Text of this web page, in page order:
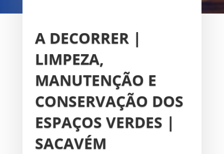
UNIÃO DAS FREGUESIAS DE
A DECORRER |
LIMPEZA,
MANUTENÇÃO E
CONSERVAÇÃO DOS
ESPAÇOS VERDES |
SACAVÉM